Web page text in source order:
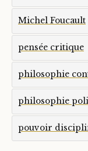
Michel Foucault
pensée critique
philosophie
philosophie
pouvoir